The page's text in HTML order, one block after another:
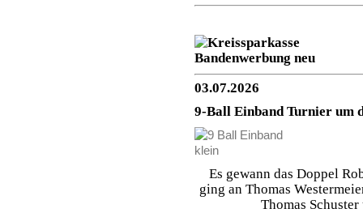
03.07.2026
9-Ball Einband Turnier um
Es gewann das Doppel
ging an Thomas
Thomas